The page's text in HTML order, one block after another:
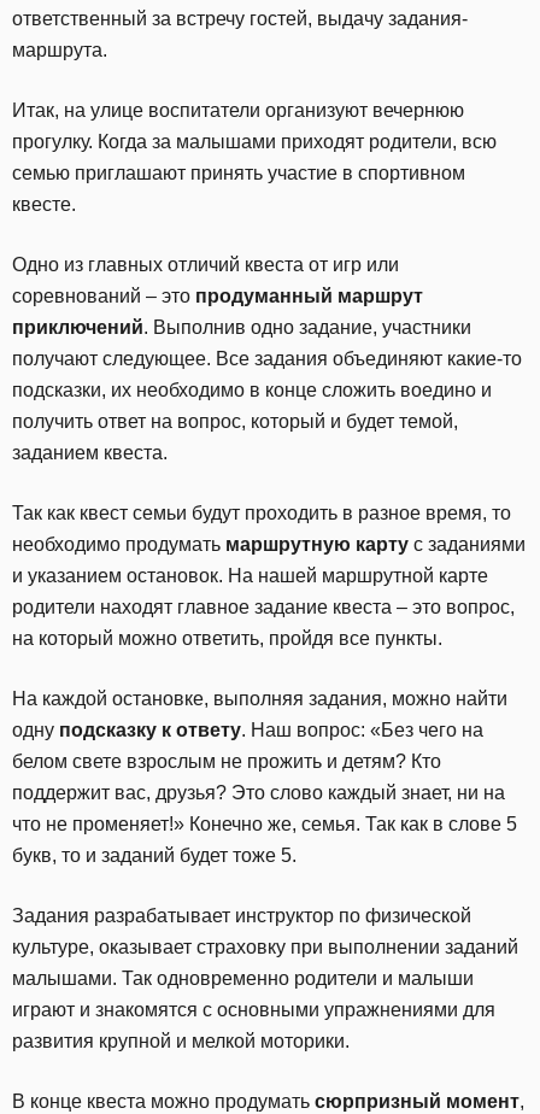
ответственный за встречу гостей, выдачу задания-
маршрута.
Итак, на улице воспитатели организуют вечернюю
прогулку. Когда за малышами приходят родители, всю
семью приглашают принять участие в спортивном
квесте.
Одно из главных отличий квеста от игр или
соревнований – это продуманный маршрут
приключений. Выполнив одно задание, участники
получают следующее. Все задания объединяют какие-то
подсказки, их необходимо в конце сложить воедино и
получить ответ на вопрос, который и будет темой,
заданием квеста.
Так как квест семьи будут проходить в разное время, то
необходимо продумать маршрутную карту с заданиями
и указанием остановок. На нашей маршрутной карте
родители находят главное задание квеста – это вопрос,
на который можно ответить, пройдя все пункты.
На каждой остановке, выполняя задания, можно найти
одну подсказку к ответу. Наш вопрос: «Без чего на
белом свете взрослым не прожить и детям? Кто
поддержит вас, друзья? Это слово каждый знает, ни на
что не променяет!» Конечно же, семья. Так как в слове 5
букв, то и заданий будет тоже 5.
Задания разрабатывает инструктор по физической
культуре, оказывает страховку при выполнении заданий
малышами. Так одновременно родители и малыши
играют и знакомятся с основными упражнениями для
развития крупной и мелкой моторики.
В конце квеста можно продумать сюрпризный момент,